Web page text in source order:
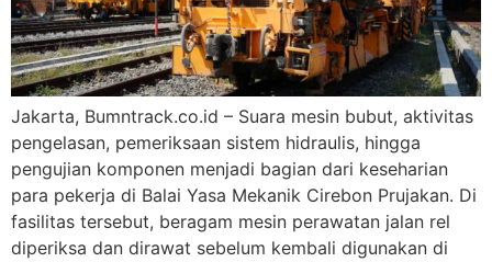
Jakarta, Bumntrack.co.id – Suara mesin bubut, aktivitas
pengelasan, pemeriksaan sistem hidraulis, hingga
pengujian komponen menjadi bagian dari keseharian
para pekerja di Balai Yasa Mekanik Cirebon Prujakan. Di
fasilitas tersebut, beragam mesin perawatan jalan rel
diperiksa dan dirawat sebelum kembali digunakan di